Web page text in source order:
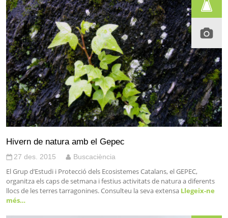
Hivern de natura amb el Gepec
27 des. 2015 Buscaciència
El Grup d’Estudi i Protecció dels Ecosistemes Catalans, el GEPEC,
organitza els caps de setmana i festius activitats de natura a diferents
llocs de les terres tarragonines. Consulteu la seva extensa Llegeix-ne
més…